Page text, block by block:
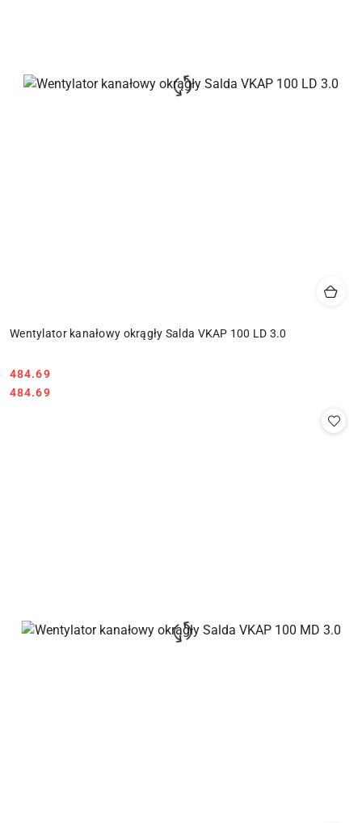
Wentylator kanałowy okrągły Salda VKAP 100 LD 3.0
Cena:
484.69
Cena:
484.69